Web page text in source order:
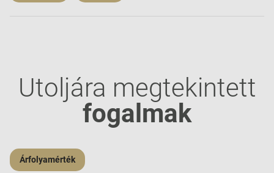
Utoljára megtekintett
fogalmak
Árfolyamérték